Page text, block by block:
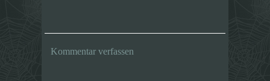
Kommentar verfassen